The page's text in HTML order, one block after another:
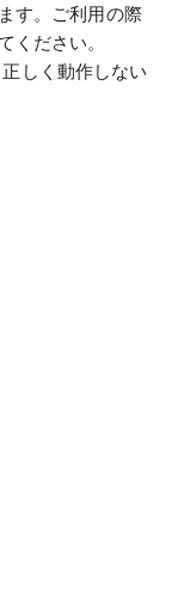
す。ご利用の際
ください。
しく動作しない